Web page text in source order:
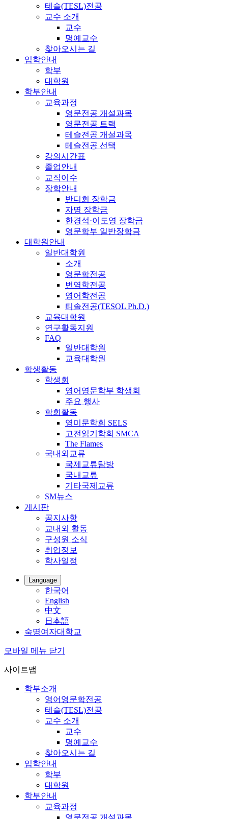
테슬(TESL)전공
교수 소개
교수
명예교수
찾아오시는 길
입학안내
학부
대학원
학부안내
교육과정
영문전공 개설과목
영문전공 트랙
테슬전공 개설과목
테슬전공 선택
강의시간표
졸업안내
교직이수
장학안내
반디회 장학금
자명 장학금
한경석·이도영 장학금
영문학부 일반장학금
대학원안내
일반대학원
소개
영문학전공
번역학전공
영어학전공
티솔전공(TESOL Ph.D.)
교육대학원
연구활동지원
FAQ
일반대학원
교육대학원
학생활동
학생회
영어영문학부 학생회
주요 행사
학회활동
영미문학회 SELS
고전읽기학회 SMCA
The Flames
국내외교류
국제교류탐방
국내교류
기타국제교류
SM뉴스
게시판
공지사항
교내외 활동
구성원 소식
취업정보
학사일정
Language
한국어
English
中文
日本語
숙명여자대학교
모바일 메뉴 닫기
사이트맵
학부소개
영어영문학전공
테슬(TESL)전공
교수 소개
교수
명예교수
찾아오시는 길
입학안내
학부
대학원
학부안내
교육과정
영문전공 개설과목